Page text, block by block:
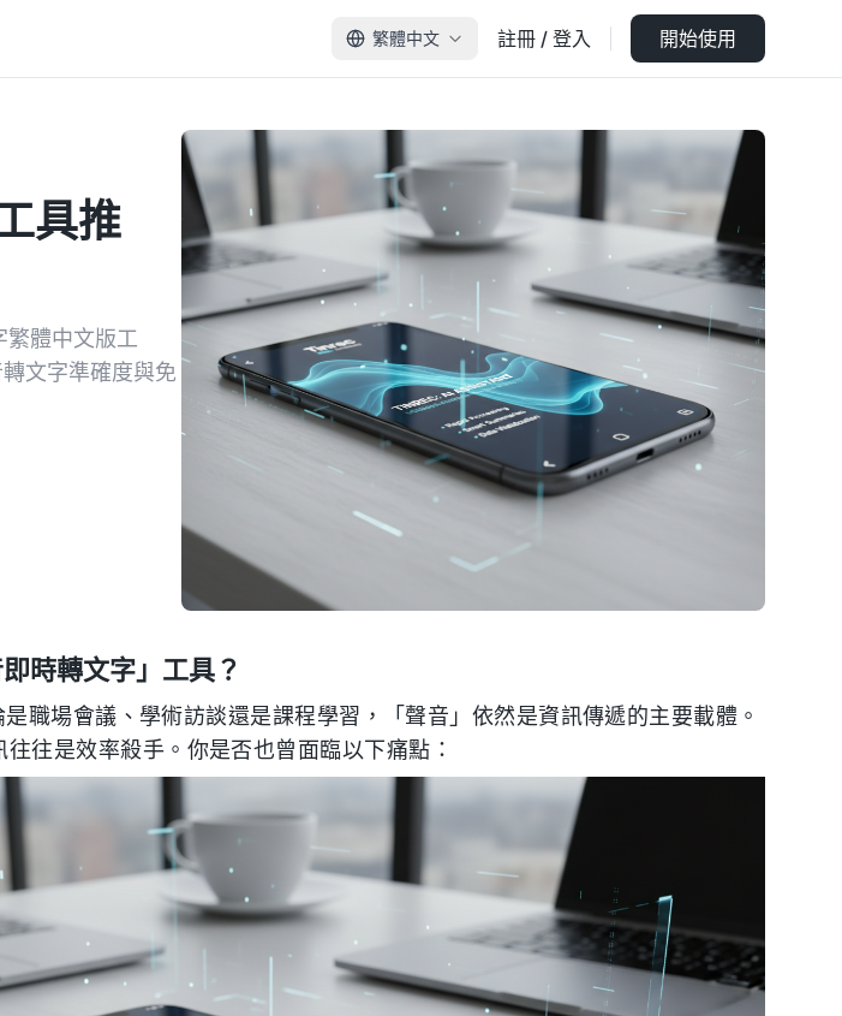
繁體中文 註冊 / 登入 開始使用
具推
體中文版工
文字準確度與免
時轉文字」工具？
職場會議、學術訪談還是課程學習，「聲音」依然是資訊傳遞的主要載體。
往是效率殺手。你是否也曾面臨以下痛點：